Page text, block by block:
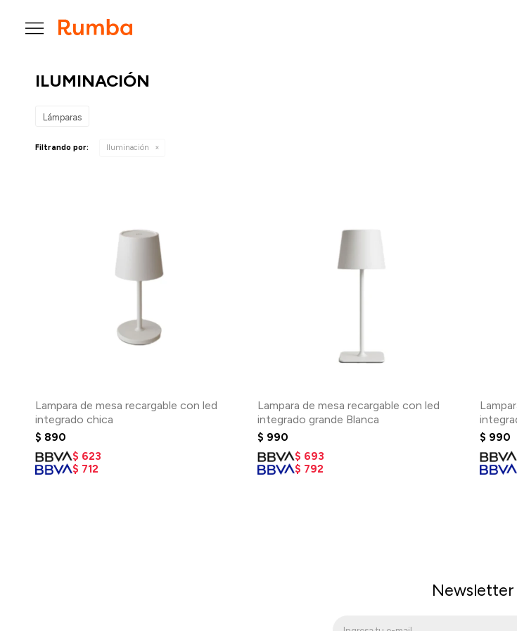

ILUMINACIÓN
Lámparas
Filtrando por: Iluminación
Lampara de mesa recargable con led
integrado chica
$ 890
$ 623
$ 712
Lampara de mesa recargable con led
integrado grande Blanca
$ 990
$ 693
$ 792
$ 990
Newsletter